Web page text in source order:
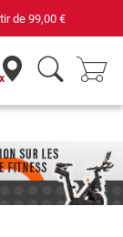
99,00 €